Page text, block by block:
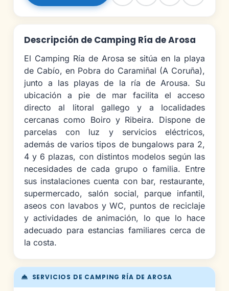
SERVICIOS DE CAMPING RÍA DE AROSA
Descripción de Camping Ría de Arosa
El Camping Ría de Arosa se sitúa en la playa
de Cabío, en Pobra do Caramiñal (A Coruña),
junto a las playas de la ría de Arousa. Su
ubicación a pie de mar facilita el acceso
directo al litoral gallego y a localidades
cercanas como Boiro y Ribeira. Dispone de
parcelas con luz y servicios eléctricos,
además de varios tipos de bungalows para 2,
4 y 6 plazas, con distintos modelos según las
necesidades de cada grupo o familia. Entre
sus instalaciones cuenta con bar, restaurante,
supermercado, salón social, parque infantil,
aseos con lavabos y WC, puntos de reciclaje
y actividades de animación, lo que lo hace
adecuado para estancias familiares cerca de
la costa.